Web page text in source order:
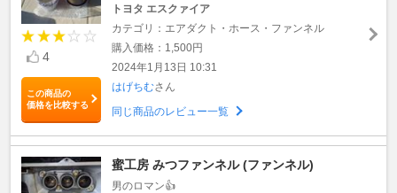
4
この商品の
価格を比較する
トヨタ エスクァイア
カテゴリ：エアダクト・ホース・ファンネル
購入価格：1,500円
2024年1月13日 10:31
はげちむさん
同じ商品のレビュー一覧
蜜工房 みつファンネル (ファンネル)
男のロマン👍